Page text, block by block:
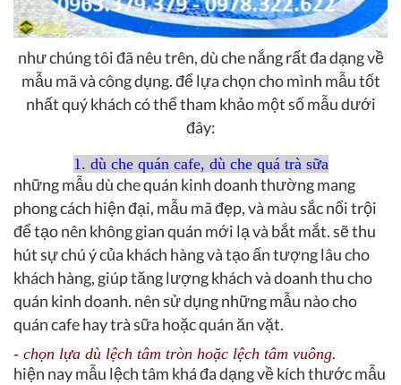
như chúng tôi đã nêu trên, dù che nắng rất đa dạng về
mẫu mã và công dụng. để lựa chọn cho mình mẫu tốt
nhất quý khách có thể tham khảo một số mẫu dưới
đây:
1. dù che quán cafe, dù che quá trà sữa
những mẫu dù che quán kinh doanh thường mang
phong cách hiện đại, mẫu mã đẹp, và màu sắc nổi trội
để tạo nên không gian quán mới lạ và bắt mắt. sẽ thu
hút sự chú ý của khách hàng và tạo ấn tượng lâu cho
khách hàng, giúp tăng lượng khách và doanh thu cho
quán kinh doanh. nên sử dụng những mẫu nào cho
quán cafe hay trà sữa hoặc quán ăn vặt.
- chọn lựa dù lệch tâm tròn hoặc lệch tâm vuông.
hiện nay mẫu lệch tâm khá đa dạng về kích thước mẫu